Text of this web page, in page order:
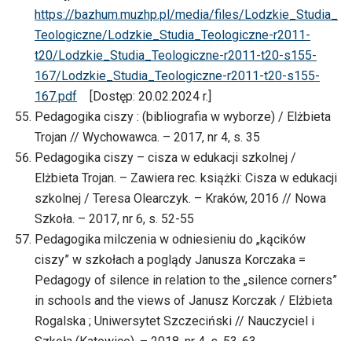
https://bazhum.muzhp.pl/media/files/Lodzkie_Studia_
Teologiczne/Lodzkie_Studia_Teologiczne-r2011-
t20/Lodzkie_Studia_Teologiczne-r2011-t20-s155-
167/Lodzkie_Studia_Teologiczne-r2011-t20-s155-
167.pdf [Dostęp: 20.02.2024 r.]
Pedagogika ciszy : (bibliografia w wyborze) / Elżbieta
Trojan // Wychowawca. – 2017, nr 4, s. 35
Pedagogika ciszy – cisza w edukacji szkolnej /
Elżbieta Trojan. – Zawiera rec. książki: Cisza w edukacji
szkolnej / Teresa Olearczyk. – Kraków, 2016 // Nowa
Szkoła. – 2017, nr 6, s. 52-55
Pedagogika milczenia w odniesieniu do „kącików
ciszy” w szkołach a poglądy Janusza Korczaka =
Pedagogy of silence in relation to the „silence corners”
in schools and the views of Janusz Korczak / Elżbieta
Rogalska ; Uniwersytet Szczeciński // Nauczyciel i